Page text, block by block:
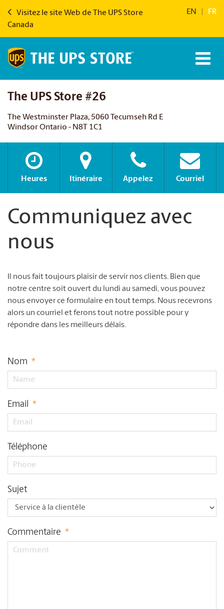
Visitez le site Web de The UPS Store
Canada
EN FR
The UPS Store #26
The Westminster Plaza, 5060 Tecumseh Rd E
Windsor Ontario - N8T 1C1
Heures Itinéraire Appelez Courriel
Communiquez avec
nous
Il nous fait toujours plaisir de servir nos clients. Bien que
notre centre soit ouvert du lundi au samedi, vous pouvez
nous envoyer ce formulaire en tout temps. Nous recevrons
alors un courriel et ferons tout notre possible pour y
répondre dans les meilleurs délais.
Nom *
Email *
Téléphone
Sujet
Commentaire *